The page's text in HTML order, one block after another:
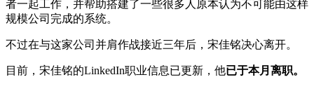
者一起工作，并帮助搭建了一些很多人原本认为不可能由这样
规模公司完成的系统。
不过在与这家公司并肩作战接近三年后，宋佳铭决心离开。
目前，宋佳铭的LinkedIn职业信息已更新，他已于本月离职。